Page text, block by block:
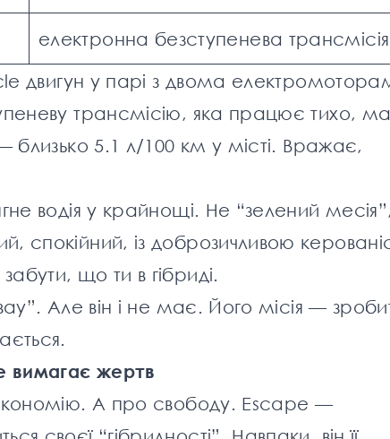
електронна безступенева трансмісія
двигун у парі з двома
трансмісію, яка працює тихо,
близько 5.1 л/100 км у місті. Вражає,
водія у крайнощі. Не “зелений
із доброзичливою
що ти в гібриді.
Але він і не має. Його місія —
вимагає жертв
А про свободу. Escape —